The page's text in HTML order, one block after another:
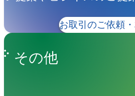
お取引のご依頼
その他